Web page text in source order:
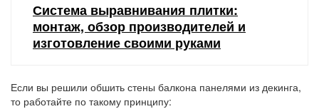
Система выравнивания плитки:
монтаж, обзор производителей и
изготовление своими руками
Если вы решили обшить стены балкона панелями из декинга,
то работайте по такому принципу: